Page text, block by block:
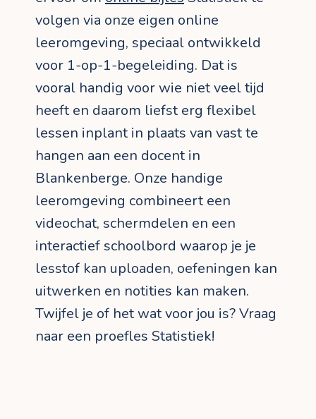
volgen via onze eigen online
leeromgeving, speciaal ontwikkeld
voor 1-op-1-begeleiding. Dat is
vooral handig voor wie niet veel tijd
heeft en daarom liefst erg flexibel
lessen inplant in plaats van vast te
hangen aan een docent in
Blankenberge. Onze handige
leeromgeving combineert een
videochat, schermdelen en een
interactief schoolbord waarop je je
lesstof kan uploaden, oefeningen kan
uitwerken en notities kan maken.
Twijfel je of het wat voor jou is? Vraag
naar een proefles Statistiek!